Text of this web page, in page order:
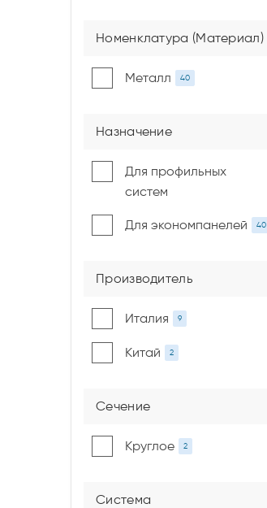
Номенклатура (Материал)
Металл 40
Назначение
Для профильных
систем
Для экономпанелей 40
Производитель
Италия 9
Китай 2
Сечение
Круглое 2
Система